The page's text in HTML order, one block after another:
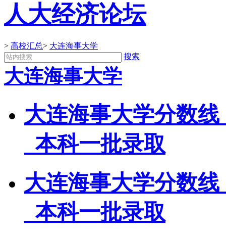
人大经济论坛
> 高校汇总> 大连海事大学
搜索
大连海事大学
大连海事大学分数
_本科一批录取
大连海事大学分数
_本科一批录取